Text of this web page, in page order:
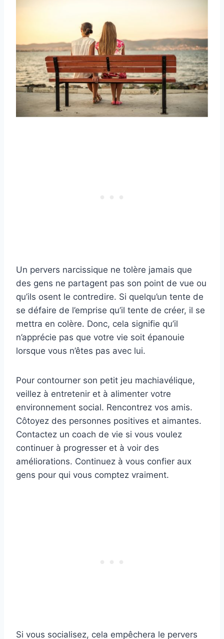
Un pervers narcissique ne tolère jamais que
des gens ne partagent pas son point de vue ou
qu’ils osent le contredire. Si quelqu’un tente de
se défaire de l’emprise qu’il tente de créer, il se
mettra en colère. Donc, cela signifie qu’il
n’apprécie pas que votre vie soit épanouie
lorsque vous n’êtes pas avec lui.
Pour contourner son petit jeu machiavélique,
veillez à entretenir et à alimenter votre
environnement social. Rencontrez vos amis.
Côtoyez des personnes positives et aimantes.
Contactez un coach de vie si vous voulez
continuer à progresser et à voir des
améliorations. Continuez à vous confier aux
gens pour qui vous comptez vraiment.
Si vous socialisez, cela empêchera le pervers